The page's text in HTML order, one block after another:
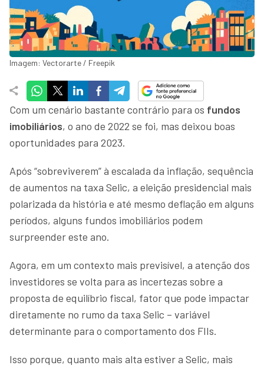
Imagem: Vectorarte / Freepik
Com um cenário bastante contrário para os fundos
imobiliários, o ano de 2022 se foi, mas deixou boas
oportunidades para 2023.
Após “sobreviverem” à escalada da inflação, sequência
de aumentos na taxa Selic, a eleição presidencial mais
polarizada da história e até mesmo deflação em alguns
períodos, alguns fundos imobiliários podem
surpreender este ano.
Agora, em um contexto mais previsível, a atenção dos
investidores se volta para as incertezas sobre a
proposta de equilíbrio fiscal, fator que pode impactar
diretamente no rumo da taxa Selic – variável
determinante para o comportamento dos FIIs.
Isso porque, quanto mais alta estiver a Selic, mais